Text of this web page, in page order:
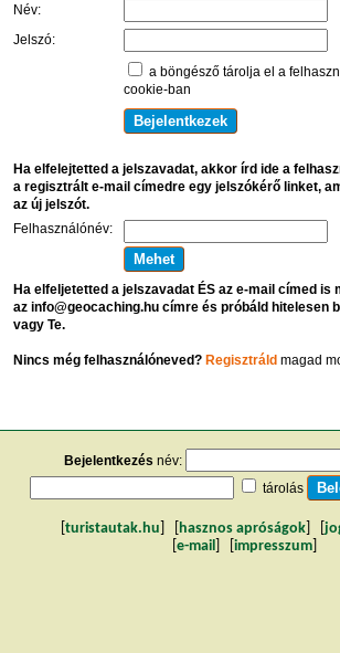
Név:
Jelszó:
a böngésző tárolja el a
cookie-ban
Ha elfelejtetted a jelszavadat, akkor írd ide a
a regisztrált e-mail címedre egy jelszókérő linket,
az új jelszót.
Felhasználónév:
Ha elfeljetetted a jelszavadat ÉS az e-mail címed is
az info@geocaching.hu címre és próbáld hitelesen
vagy Te.
Nincs még felhasználóneved? Regisztráldmagad
Bejelentkezés név:
tárolás
turistautak.hu hasznos apróságok
e-mail impresszum]